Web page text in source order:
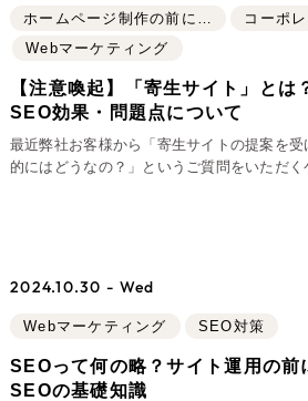
ホームページ制作の前に…
コーポ
Webマーケティング
【注意喚起】「寄生サイト」とは
SEO効果・問題点について
最近弊社お客様から「寄生サイトの提案を
的にはどうなの？」というご質問をいただく
2024.10.30 - Wed
Webマーケティング SEO対策
SEOって何の略？サイト運用の前
SEOの基礎知識